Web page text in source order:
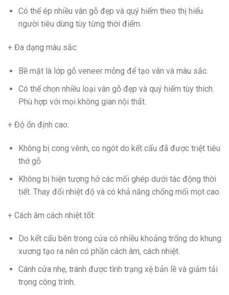
Có thể ép nhiều vân gỗ đẹp và quý hiếm theo thị hiếu
người tiêu dùng tùy từng thời điểm.
+ Đa dạng màu sắc:
Bề mặt là lớp gỗ veneer mỏng để tạo vân và màu sắc.
Có thể chọn nhiều loại vân gỗ đẹp và quý hiếm tùy thích.
Phù hợp với mọi không gian nội thất.
+ Độ ổn định cao:
Không bị cong vênh, co ngót do kết cấu đã được triệt tiêu
thớ gỗ
Không bị hiện tượng hở các mối ghép dưới tác động thời
tiết. Thay đổi nhiệt độ và có khả năng chống mối mọt cao.
+ Cách âm cách nhiệt tốt:
Do kết cấu bên trong cửa có nhiều khoảng trống do khung
xương tạo ra nên có phần cách âm, cách nhiệt.
Cánh cửa nhẹ, tránh được tình trạng xệ bản lề và giảm tải
trọng công trình.